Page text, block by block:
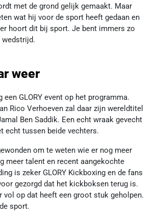
met de grond gelijk gemaakt. Maar
wat hij voor de sport heeft gedaan en
hoort dit bij sport. Je bent immers zo
weer
een GLORY event op het programma.
Rico Verhoeven zal daar zijn wereldtitel
Ben Saddik. Een echt wraak gevecht
echt tussen beide vechters.
om te weten wie er nog meer
meer talent en recent aangekochte
is zeker GLORY Kickboxing en de fans
gezorgd dat het kickboksen terug is.
vol op dat heeft een groot stuk geholpen.
sport.